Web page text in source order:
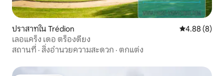
ปราสาทใน Trédion คะแนนเฉลี่ย
4.88 (8)
เลอแคร็ง เดอ ตร็องดียง
สถานที่ · สิ่งอำนวยความสะดวก · ตกแต่ง